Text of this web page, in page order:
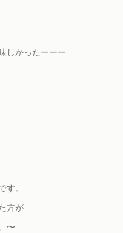
しかったーーー
。
方が
〜